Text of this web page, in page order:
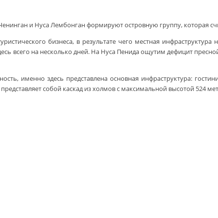
и Нуса Лембонган формируют островную группу, которая
бизнеса, в результате чего местная
всего на несколько дней. На Нуса Пенида ощутим дефицит
именно здесь представлена основная инфраструктура:
собой каскад из холмов с максимальной высотой 524